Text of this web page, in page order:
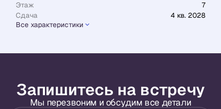
Этаж
7
Сдача
4 кв. 2028
Все характеристики
Запишитесь на встречу
Мы перезвоним и обсудим все детали